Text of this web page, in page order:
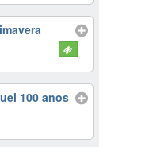
100 anos